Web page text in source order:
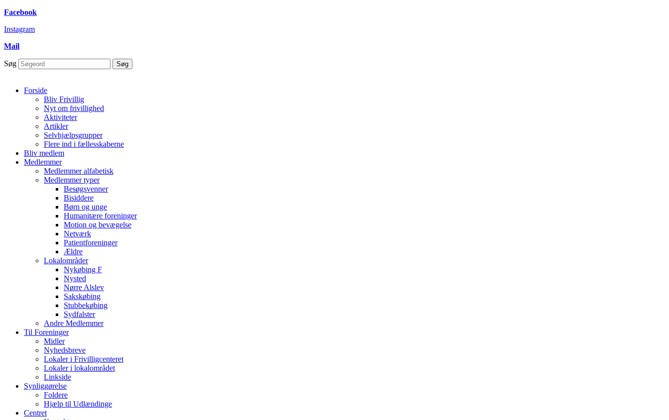
content
Facebook
Instagram
Mail
Søg Søg
Forside
Bliv Frivillig
Nyt om frivillighed
Aktiviteter
Artikler
Selvhjælpsgrupper
Flere ind i fællesskaberne
Bliv medlem
Medlemmer
Medlemmer alfabetisk
Medlemmer typer
Besøgsvenner
Bisiddere
Børn og unge
Humanitære foreninger
Motion og bevægelse
Netværk
Patientforeninger
Ældre
Lokalområder
Nykøbing F
Nysted
Nørre Alslev
Sakskøbing
Stubbekøbing
Sydfalster
Andre Medlemmer
Til Foreninger
Midler
Nyhedsbreve
Lokaler i Frivilligcenteret
Lokaler i lokalområdet
Linkside
Synliggørelse
Foldere
Hjælp til Udlændinge
Centret